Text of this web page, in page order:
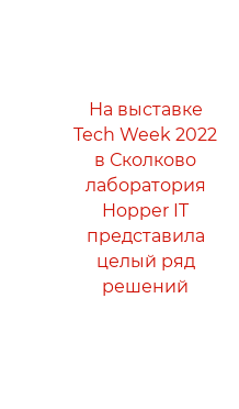
На выставке
Tech Week 2022
в Сколково
лаборатория
Hopper IT
представила
целый ряд
решений